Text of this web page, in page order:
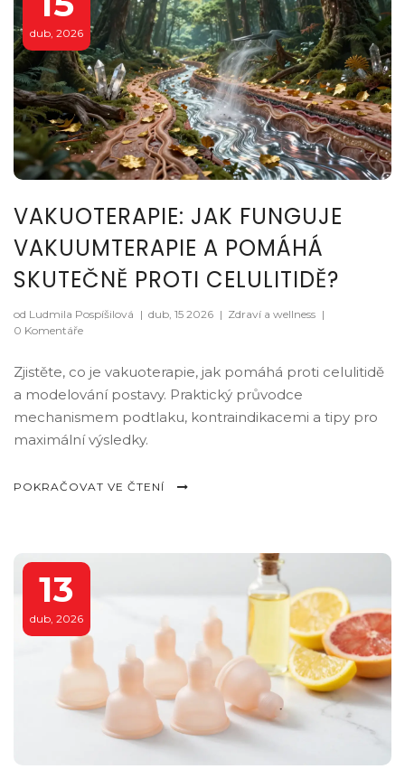
dub, 2026
VAKUOTERAPIE: JAK FUNGUJE
VAKUUMTERAPIE A POMÁHÁ
SKUTEČNĚ PROTI CELULITIDĚ?
od Ludmila Pospíšilová | dub, 15 2026 | Zdraví a wellness |
0 Komentáře
Zjistěte, co je vakuoterapie, jak pomáhá proti celulitidě
a modelování postavy. Praktický průvodce
mechanismem podtlaku, kontraindikacemi a tipy pro
maximální výsledky.
POKRAČOVAT VE ČTENÍ
13
dub, 2026